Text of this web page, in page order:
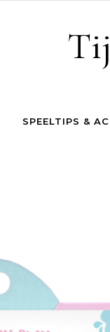
SPEELTIPS &